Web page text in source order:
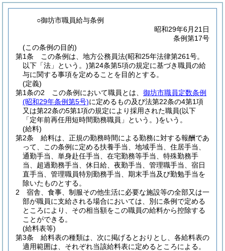
○御坊市職員給与条例
昭和29年6月21日
条例第17号
(この条例の目的)
第1条
この条例は、地方公務員法(昭和25年法律第261号。
以下「法」という。)第24条第5項の規定に基づき職員の給
与に関する事項を定めることを目的とする。
(定義)
第1条の2
この条例において職員とは、 御坊市職員定数条例
(昭和29年条例第5号)に定めるもの及び法第22条の4第1項
又は第22条の5第1項の規定により採用された職員(以下
「定年前再任用短時間勤務職員」という。)をいう。
(給料)
第2条
給料は、正規の勤務時間による勤務に対する報酬であ
って、この条例に定める扶養手当、地域手当、住居手当、
通勤手当、単身赴任手当、在宅勤務等手当、特殊勤務手
当、超過勤務手当、休日給、夜勤手当、管理職手当、宿日
直手当、管理職員特別勤務手当、期末手当及び勤勉手当を
除いたものとする。
2
宿舎、食事、制服その他生活に必要な施設等の全部又は一
部が職員に支給される場合においては、別に条例で定める
ところにより、その相当額をこの職員の給料から控除する
ことができる。
(給料表等)
第3条
給料表の種類は、次に掲げるとおりとし、各給料表の
適用範囲は、それぞれ当該給料表に定めるところによる。